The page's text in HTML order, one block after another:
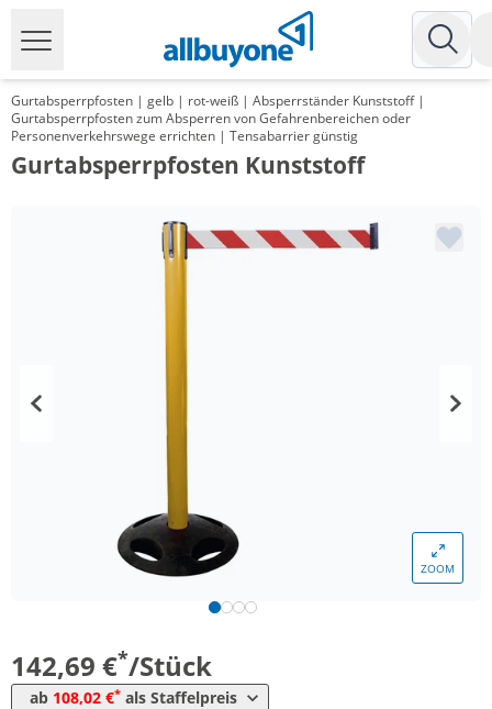
Gurtabsperrpfosten | gelb | rot-weiß | Absperrständer Kunststoff |
Gurtabsperrpfosten zum Absperren von Gefahrenbereichen oder
Personenverkehrswege errichten | Tensabarrier günstig
Gurtabsperrpfosten Kunststoff
ZOOM
142,69 €*/Stück
ab 108,02 €* als Staffelpreis